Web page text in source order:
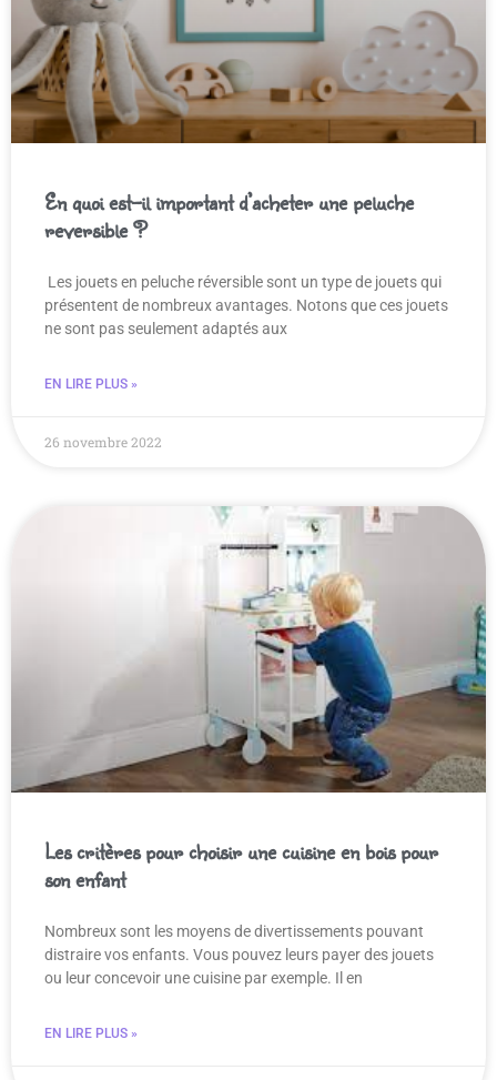
En quoi est-il important d’acheter une peluche
reversible ?
Les jouets en peluche réversible sont un type de jouets qui
présentent de nombreux avantages. Notons que ces jouets
ne sont pas seulement adaptés aux
EN LIRE PLUS »
26 novembre 2022
Les critères pour choisir une cuisine en bois pour
son enfant
Nombreux sont les moyens de divertissements pouvant
distraire vos enfants. Vous pouvez leurs payer des jouets
ou leur concevoir une cuisine par exemple. Il en
EN LIRE PLUS »